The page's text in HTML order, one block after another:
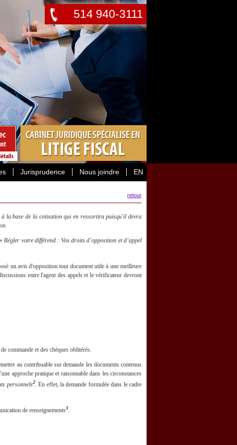
514 940-3111
Jurisprudence Nous joindre EN
retour
la base de la cotisation qui en ressortira puisqu'il devra
«Régler votre différend : Vos droits d’opposition et d’appel
un avis d'opposition tout document utile à une meilleure
entre l'agent des appels et le vérificateur devront
commande et des chèques oblitérés.
au contribuable sur demande les documents contenus
approche pratique et raisonnable dans les circonstances
personnels2.En effet, la demande formulée dans le cadre
de renseignements3.